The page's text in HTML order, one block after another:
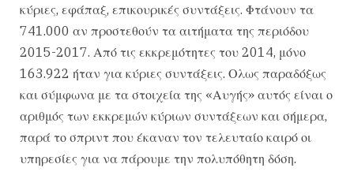
κύριες, εφάπαξ, επικουρικές συντάξεις. Φτάνουν τα
741.000 αν προστεθούν τα αιτήματα της περιόδου
2015-2017. Από τις εκκρεμότητες του 2014, μόνο
163.922 ήταν για κύριες συντάξεις. Ολως παραδόξως
και σύμφωνα με τα στοιχεία της «Αυγής» αυτός είναι ο
αριθμός των εκκρεμών κύριων συντάξεων και σήμερα,
παρά το σπριντ που έκαναν τον τελευταίο καιρό οι
υπηρεσίες για να πάρουμε την πολυπόθητη δόση.